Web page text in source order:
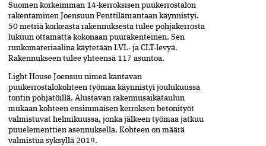
Suomen korkeimman 14-kerroksisen puukerrostalon
rakentaminen Joensuun Penttilänrantaan käynnistyi.
50 metriä korkeasta rakennuksesta tulee pohjakerrosta
lukuun ottamatta kokonaan puurakenteinen. Sen
runkomateriaalina käytetään LVL- ja CLT-levyä.
Rakennukseen tulee yhteensä 117 asuntoa.
Light House Joensuu nimeä kantavan
puukerrostalokohteen työmaa käynnistyi joulukuussa
tontin pohjatöillä. Alustavan rakennusaikataulun
mukaan kohteen ensimmäisen kerroksen betonityöt
valmistuvat helmikuussa, jonka jälkeen työmaa jatkuu
puuelementtien asennuksella. Kohteen on määrä
valmistua syksyllä 2019.